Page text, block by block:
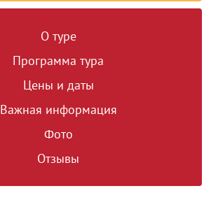
О туре
Программа тура
Цены и даты
Важная информация
Фото
Отзывы